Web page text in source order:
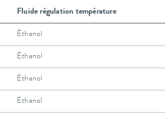
Fluide régulation température
Éthanol
Éthanol
Éthanol
Éthanol